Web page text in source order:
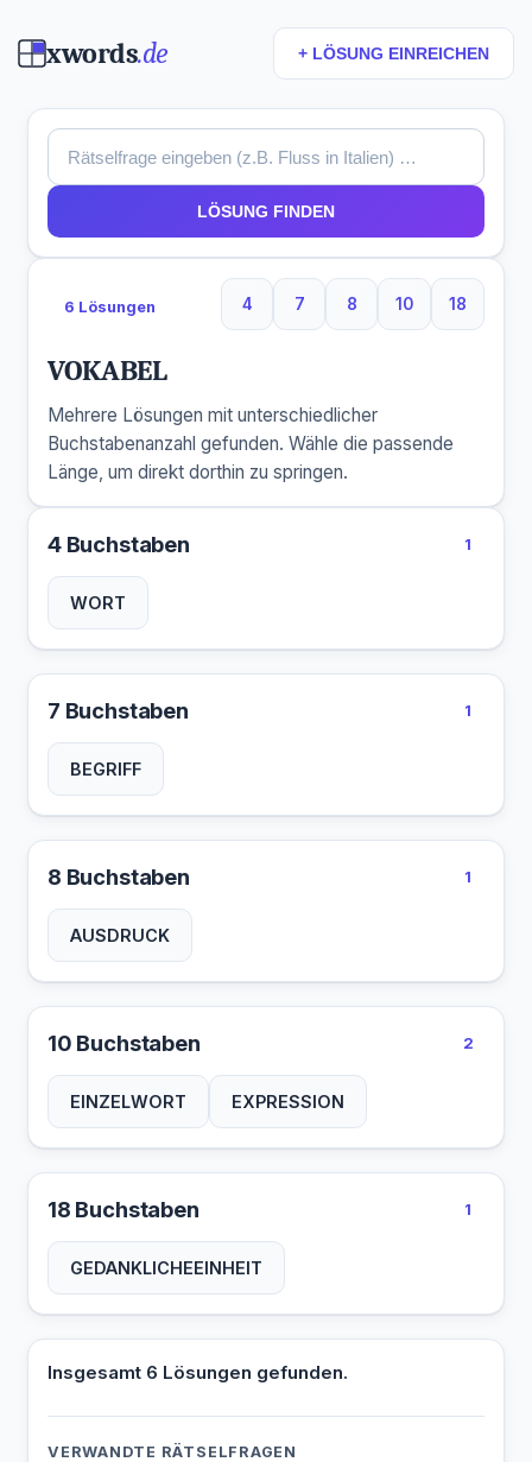
xwords.de + LÖSUNG EINREICHEN
LÖSUNG FINDEN
6 Lösungen 4
4 Buchstaben
7
7 Buchstaben
8
8 Buchstaben
10
10 Buchstaben
18
18
VOKABEL
Mehrere Lösungen mit unterschiedlicher
Buchstabenanzahl gefunden. Wähle die passende
Länge, um direkt dorthin zu springen.
4 Buchstaben 1
WORT
7 Buchstaben 1
BEGRIFF
8 Buchstaben 1
AUSDRUCK
10 Buchstaben 2
EINZELWORT EXPRESSION
18 Buchstaben 1
GEDANKLICHEEINHEIT
Insgesamt 6 Lösungen gefunden.
VERWANDTE RÄTSELFRAGEN